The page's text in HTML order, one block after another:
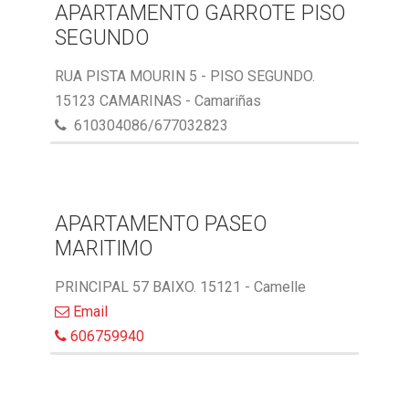
APARTAMENTO GARROTE PISO
SEGUNDO
RUA PISTA MOURIN 5 - PISO SEGUNDO.
15123 CAMARINAS - Camariñas
610304086/677032823
APARTAMENTO PASEO
MARITIMO
PRINCIPAL 57 BAIXO. 15121 - Camelle
Email
606759940